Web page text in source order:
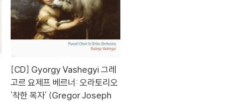
[CD] Gyorgy Vashegyi 그레
고르 요제프 베르너: 오라토리오
'착한 목자' (Gregor Joseph